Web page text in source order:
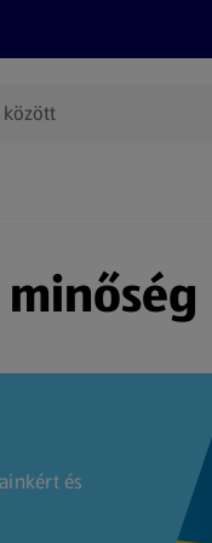
és